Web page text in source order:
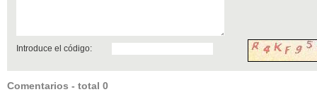
Introduce el código:
Comentarios - total 0